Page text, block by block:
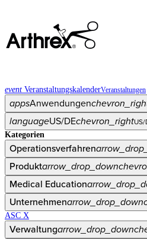
event VeranstaltungskalenderVeranstaltungen
appsAnwendungen
languageUS/DEchevron_rightUS/
Kategorien
Operationsverfahren
Produktarrow_drop_down
Medical Education
Unternehmenarrow_drop_down
ASC X
Verwaltungarrow_drop_down